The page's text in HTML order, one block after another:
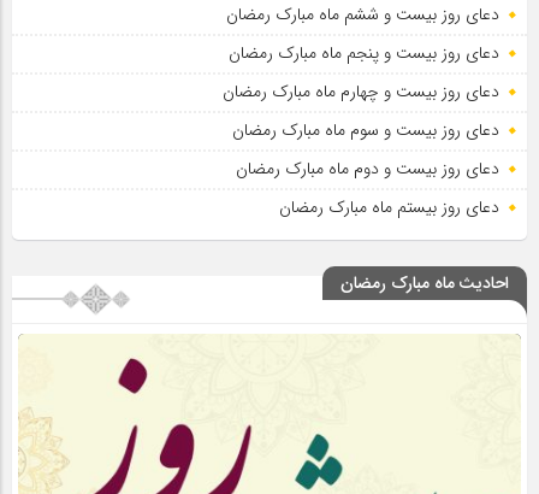
دعای روز بیست و ششم ماه مبارک رمضان
دعای روز بیست و پنجم ماه مبارک رمضان
دعای روز بیست و چهارم ماه مبارک رمضان
دعای روز بیست و سوم ماه مبارک رمضان
دعای روز بیست و دوم ماه مبارک رمضان
دعای روز بیستم ماه مبارک رمضان
احادیث ماه مبارک رمضان